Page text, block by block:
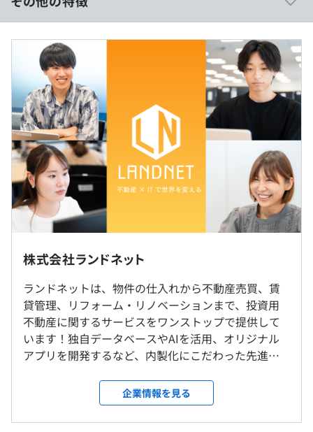
有償／無償問わず外部へのセミナーなどに参加し、積極的
にスキルアップを目指せます。
◆ナレッジツールを社員起案で導入
エンジニア全員でお互いの技術を共有しあっています。
①不動産売買事業向け基幹システム（RCP）
②賃貸管理事業向け基幹システム
③不動産クラウドファンディングアプリ
・学習書籍の購入申請が可能！
・定期購読雑誌もあります！！
WindowsノートのハイスペックなPCを用意いたします。
（RAM：32GB、CPU：i7-10510U、GPU：Intel UHD
※希望があればMacを支給することも可能
転勤はありません。
＜雇入時＞
本社および自宅
＜変更範囲＞
会社の定める場所
受動喫煙防止措置に関する事項
屋内原則禁煙（喫煙室あり）
■年収：400万円〜600万円
■想定年収：23万円～
※上記に限らず、年齢・経験・能力・前職の年収を十分考
慮の上、当社規定に基づき決定いたします。
※時間外勤務手当は別途時間に応じて全額支給いたしま
す。
▼年収モデル▼
平均年収632万円（中途1～3年目、プレイヤー、サブリー
ダー）
・入社1年目／400万円／23歳（プレイヤー）
・入社1年目／570万円／35歳（即戦力プレイヤー）
・入社3年目／730万円／27歳（プロジェクトリーダー）
（※ 想定年収は年収提示額を保証するものではありません）
10：00～19：00 （実働8時間）
株式会社ランドネット
ランドネットは、物件の仕入れから不動産売買、賃
貸管理、リフォーム・リノベーションまで、投資用
不動産に関するサービスをワンストップで提供して
います！独自データベースやAIを活用、オリジナル
アプリを開発するなど、内製化にこだわった先進的
時より内製でシステム開発を進めており、不動産業
務 ×IT により急成長を遂げてきた企業です。現在
も、社長自ら現場に関わりながら開発を進めていま
企業情報を見る